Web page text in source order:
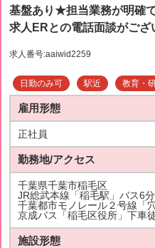
基盤あり★担当業務が明確
求人ERとの電話面談がござ
求人番号:aaiwid2259
日勤のみ可 駅近 教育・
雇用形態
正社員
勤務地/アクセス
千葉県千葉市稲毛区
JR総武本線「稲毛駅」バス6分
千葉都市モノレール２号線「
京成バス「稲毛区役所」下車
施設形態